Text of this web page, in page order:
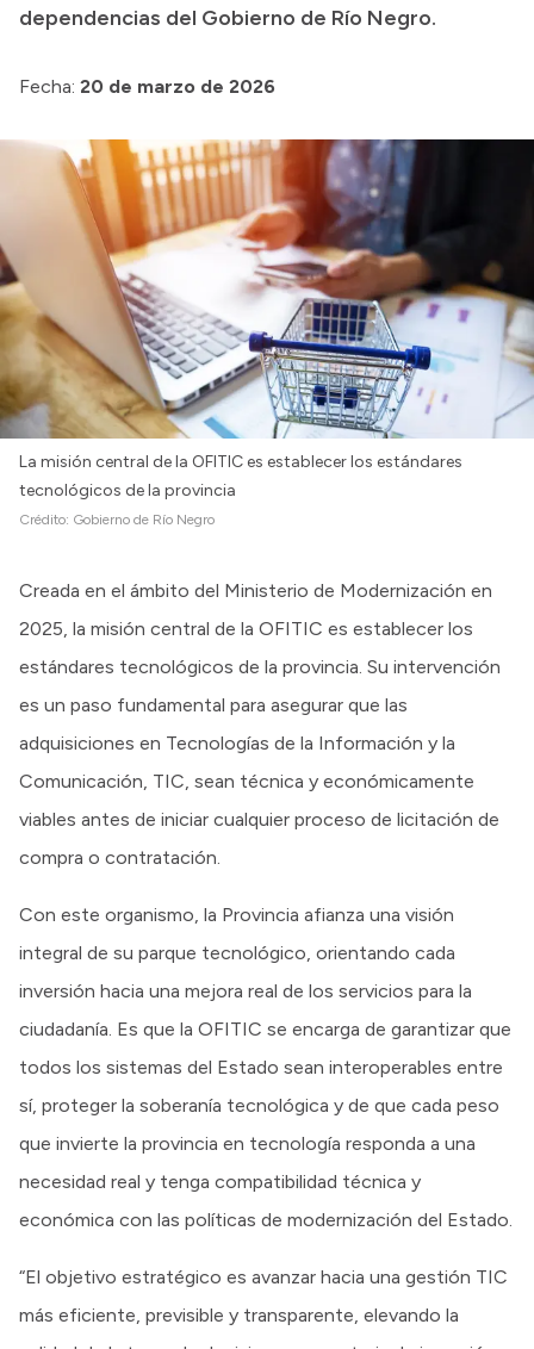
dependencias del Gobierno de Río Negro.
Fecha: 20 de marzo de 2026
La misión central de la OFITIC es establecer los estándares
tecnológicos de la provincia
Crédito: Gobierno de Río Negro
Creada en el ámbito del Ministerio de Modernización en
2025, la misión central de la OFITIC es establecer los
estándares tecnológicos de la provincia. Su intervención
es un paso fundamental para asegurar que las
adquisiciones en Tecnologías de la Información y la
Comunicación, TIC, sean técnica y económicamente
viables antes de iniciar cualquier proceso de licitación de
compra o contratación.
Con este organismo, la Provincia afianza una visión
integral de su parque tecnológico, orientando cada
inversión hacia una mejora real de los servicios para la
ciudadanía. Es que la OFITIC se encarga de garantizar que
todos los sistemas del Estado sean interoperables entre
sí, proteger la soberanía tecnológica y de que cada peso
que invierte la provincia en tecnología responda a una
necesidad real y tenga compatibilidad técnica y
económica con las políticas de modernización del Estado.
“El objetivo estratégico es avanzar hacia una gestión TIC
más eficiente, previsible y transparente, elevando la